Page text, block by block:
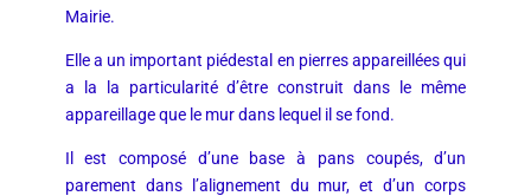
Mairie.
Elle a un important piédestal en pierres appareillées qui
a la la particularité d’être construit dans le même
appareillage que le mur dans lequel il se fond.
Il est composé d’une base à pans coupés, d’un
parement dans l’alignement du mur, et d’un corps